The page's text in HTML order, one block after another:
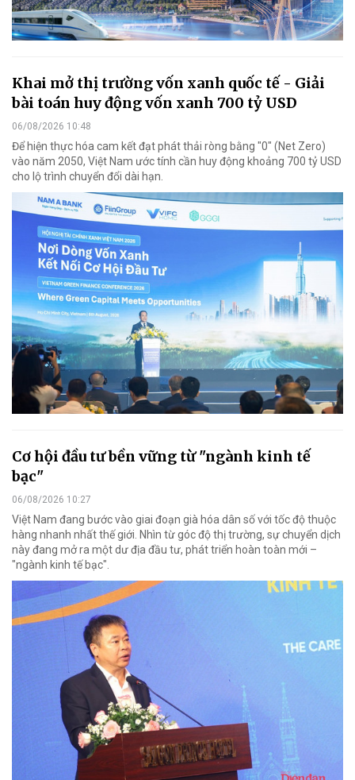
Khai mở thị trường vốn xanh quốc tế - Giải
bài toán huy động vốn xanh 700 tỷ USD
06/08/2026 10:48
Để hiện thực hóa cam kết đạt phát thải ròng bằng "0" (Net Zero)
vào năm 2050, Việt Nam ước tính cần huy động khoảng 700 tỷ USD
cho lộ trình chuyển đổi dài hạn.
Cơ hội đầu tư bền vững từ "ngành kinh tế
bạc"
06/08/2026 10:27
Việt Nam đang bước vào giai đoạn già hóa dân số với tốc độ thuộc
hàng nhanh nhất thế giới. Nhìn từ góc độ thị trường, sự chuyển dịch
này đang mở ra một dư địa đầu tư, phát triển hoàn toàn mới –
"ngành kinh tế bạc".